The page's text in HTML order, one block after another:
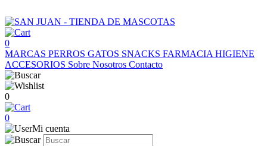
0
MARCAS PERROS GATOS SNACKS FARMACIA HIGIENE
ACCESORIOS Sobre Nosotros Contacto
0
0
Mi cuenta